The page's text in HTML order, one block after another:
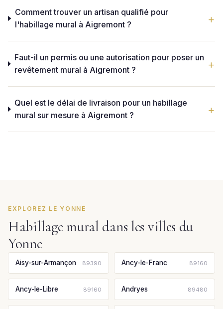
Comment trouver un artisan qualifié pour
l'habillage mural à Aigremont ?
Faut-il un permis ou une autorisation pour poser un
revêtement mural à Aigremont ?
Quel est le délai de livraison pour un habillage
mural sur mesure à Aigremont ?
EXPLOREZ LE YONNE
Habillage mural dans les villes du
Yonne
Aisy-sur-Armançon 89390 Ancy-le-Franc 89160
Ancy-le-Libre 89160 Andryes 89480